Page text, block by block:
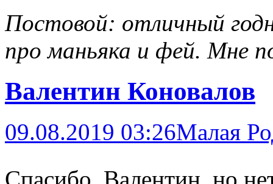
Постовой: отличный
про маньяка и фей. Мне
Валентин Коновалов
09.08.2019 03:26Малая